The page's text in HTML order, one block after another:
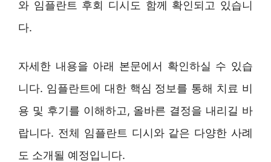
와 임플란트 후회 디시도 함께 확인되고 있습니
다.
자세한 내용을 아래 본문에서 확인하실 수 있습
니다. 임플란트에 대한 핵심 정보를 통해 치료 비
용 및 후기를 이해하고, 올바른 결정을 내리길 바
랍니다. 전체 임플란트 디시와 같은 다양한 사례
도 소개될 예정입니다.